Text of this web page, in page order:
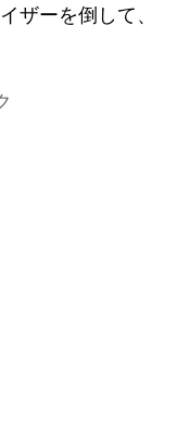
ザーを倒して、